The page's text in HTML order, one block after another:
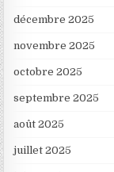
décembre 2025
novembre 2025
octobre 2025
septembre 2025
août 2025
juillet 2025